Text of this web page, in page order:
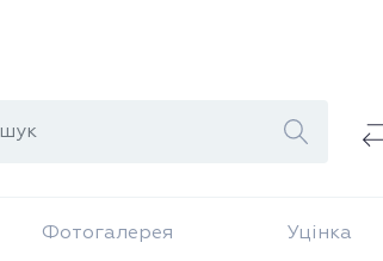
Фотогалерея Уцінка